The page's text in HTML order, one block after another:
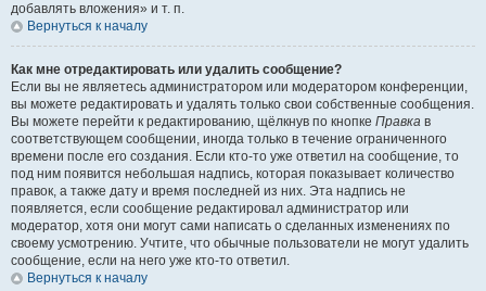
добавлять вложения» и т. п.
Вернуться к началу
Как мне отредактировать или удалить сообщение?
Если вы не являетесь администратором или модератором конференции,
вы можете редактировать и удалять только свои собственные сообщения.
Вы можете перейти к редактированию, щёлкнув по кнопке Правка в
соответствующем сообщении, иногда только в течение ограниченного
времени после его создания. Если кто-то уже ответил на сообщение, то
под ним появится небольшая надпись, которая показывает количество
правок, а также дату и время последней из них. Эта надпись не
появляется, если сообщение редактировал администратор или
модератор, хотя они могут сами написать о сделанных изменениях по
своему усмотрению. Учтите, что обычные пользователи не могут удалить
сообщение, если на него уже кто-то ответил.
Вернуться к началу